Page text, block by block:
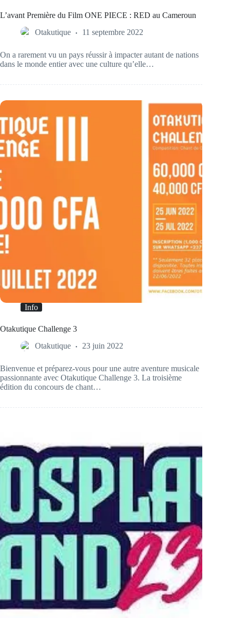
L’avant Première du Film ONE PIECE : RED au Cameroun
Otakutique
11 septembre 2022
On a rarement vu un pays réussir à impacter autant de nations
dans le monde entier avec une culture qu’elle…
Info
Otakutique Challenge 3
Otakutique
23 juin 2022
Bienvenue et préparez-vous pour une autre aventure musicale
passionnante avec Otakutique Challenge 3. La troisième
édition du concours de chant…